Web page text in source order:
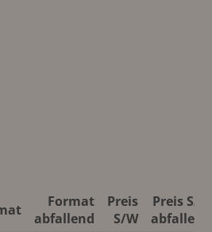
Format
abfallend
Preis
S/W
Preis S/W
abfallend